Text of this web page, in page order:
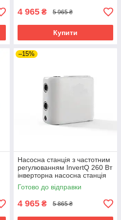
4 965 ₴ 5 965 ₴
Купити
–15%
Насосна станція з частотним
регулюванням InvertQ 260 Вт
інверторна насосна станція
Готово до відправки
4 965 ₴ 5 865 ₴